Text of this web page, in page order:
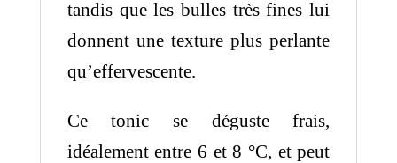
tandis que les bulles très fines lui
donnent une texture plus perlante
qu’effervescente.
Ce tonic se déguste frais,
idéalement entre 6 et 8 °C, et peut